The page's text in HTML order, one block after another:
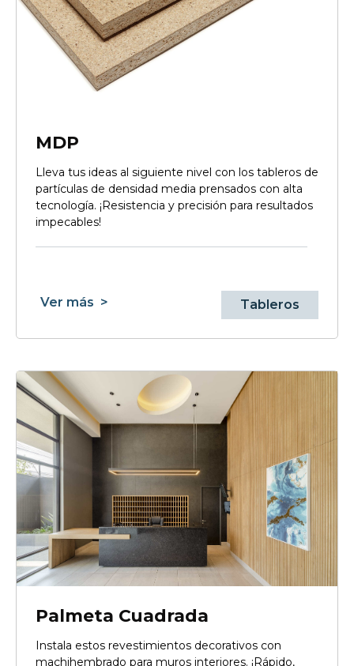
MDP
Lleva tus ideas al siguiente nivel con los tableros de
partículas de densidad media prensados con alta
tecnología. ¡Resistencia y precisión para resultados
impecables!
Ver más > Tableros
Palmeta Cuadrada
Instala estos revestimientos decorativos con
machihembrado para muros interiores. ¡Rápido,